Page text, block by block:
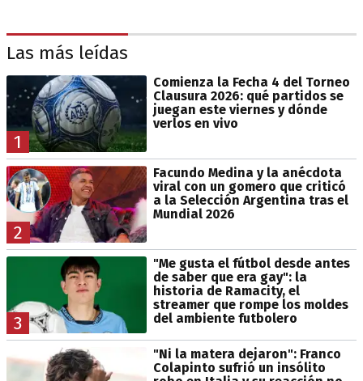
Las más leídas
1
Comienza la Fecha 4 del Torneo
Clausura 2026: qué partidos se
juegan este viernes y dónde
verlos en vivo
2
Facundo Medina y la anécdota
viral con un gomero que criticó
a la Selección Argentina tras el
Mundial 2026
3
"Me gusta el fútbol desde antes
de saber que era gay": la
historia de Ramacity, el
streamer que rompe los moldes
del ambiente futbolero
"Ni la matera dejaron": Franco
Colapinto sufrió un insólito